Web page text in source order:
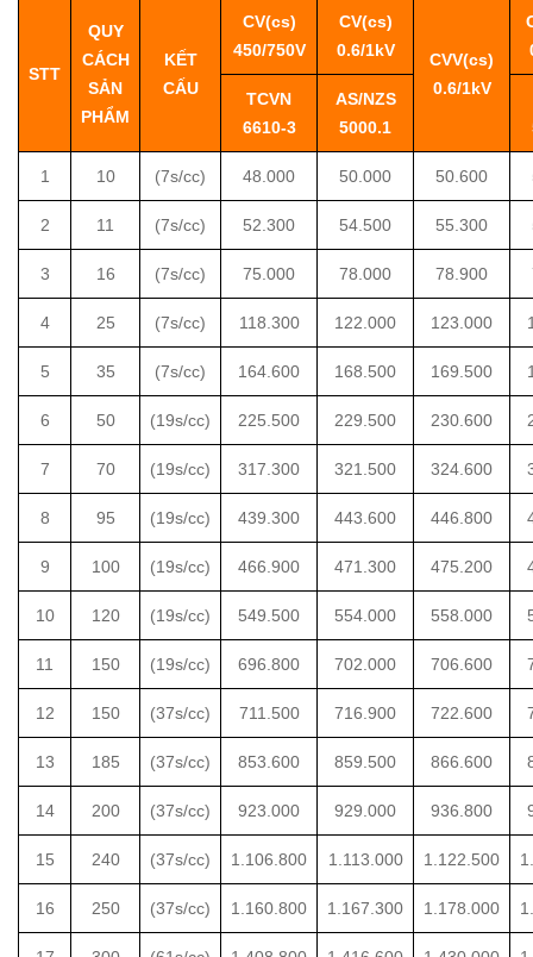
STT
QUY
CÁCH
SẢN
PHẨM
KẾT
CẤU
CV(cs)
450/750V
CV(cs)
0.6/1kV
CVV(cs)
0.6/1kV
TCVN
6610-3
AS/NZS
5000.1
1 10 (7s/cc) 48.000 50.000 50.600
2 11 (7s/cc) 52.300 54.500 55.300
3 16 (7s/cc) 75.000 78.000 78.900
4 25 (7s/cc) 118.300 122.000 123.000
5 35 (7s/cc) 164.600 168.500 169.500
6 50 (19s/cc) 225.500 229.500 230.600
7 70 (19s/cc) 317.300 321.500 324.600
8 95 (19s/cc) 439.300 443.600 446.800
9 100 (19s/cc) 466.900 471.300 475.200
10 120 (19s/cc) 549.500 554.000 558.000
11 150 (19s/cc) 696.800 702.000 706.600
12 150 (37s/cc) 711.500 716.900 722.600
13 185 (37s/cc) 853.600 859.500 866.600
14 200 (37s/cc) 923.000 929.000 936.800
15 240 (37s/cc) 1.106.800 1.113.000 1.122.500
16 250 (37s/cc) 1.160.800 1.167.300 1.178.000